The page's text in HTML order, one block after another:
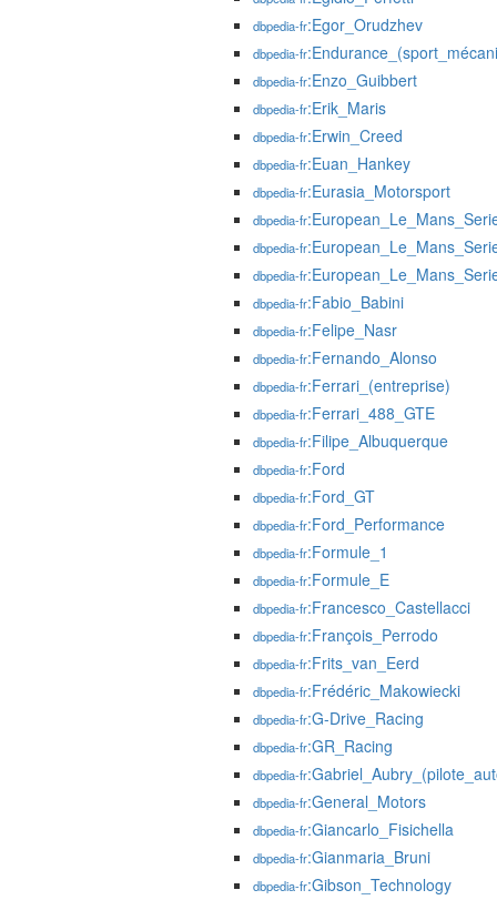
dbpedia-fr:Egor_Orudzhev
dbpedia-fr
dbpedia-fr:Enzo_Guibbert
dbpedia-fr:Erik_Maris
dbpedia-fr:Erwin_Creed
dbpedia-fr:Euan_Hankey
dbpedia-fr:Eurasia_Motorsport
dbpedia-fr
dbpedia-fr
dbpedia-fr
dbpedia-fr:Fabio_Babini
dbpedia-fr:Felipe_Nasr
dbpedia-fr:Fernando_Alonso
dbpedia-fr:Ferrari_(entreprise)
dbpedia-fr:Ferrari_488_GTE
dbpedia-fr:Filipe_Albuquerque
dbpedia-fr:Ford
dbpedia-fr:Ford_GT
dbpedia-fr:Ford_Performance
dbpedia-fr:Formule_1
dbpedia-fr:Formule_E
dbpedia-fr:Francesco_Castellacci
dbpedia-fr:François_Perrodo
dbpedia-fr:Frits_van_Eerd
dbpedia-fr:Frédéric_Makowiecki
dbpedia-fr:G-Drive_Racing
dbpedia-fr:GR_Racing
dbpedia-fr
dbpedia-fr:General_Motors
dbpedia-fr:Giancarlo_Fisichella
dbpedia-fr:Gianmaria_Bruni
dbpedia-fr:Gibson_Technology